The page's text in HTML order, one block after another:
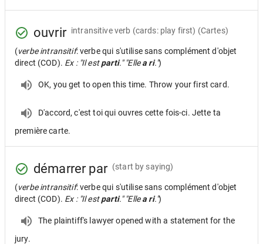
ouvrir intransitive verb (cards: play first) (Cartes)
(verbe intransitif: verbe qui s'utilise sans complément d'objet
direct (COD). Ex : "Il estparti." "Ellea ri.")
OK, you get to open this time. Throw your first card.
D'accord, c'est toi qui ouvres cette fois-ci. Jette ta
première carte.
démarrer par (start by saying)
(verbe intransitif: verbe qui s'utilise sans complément d'objet
direct (COD). Ex : "Il estparti." "Ellea ri.")
The plaintiff's lawyer opened with a statement for the
jury.